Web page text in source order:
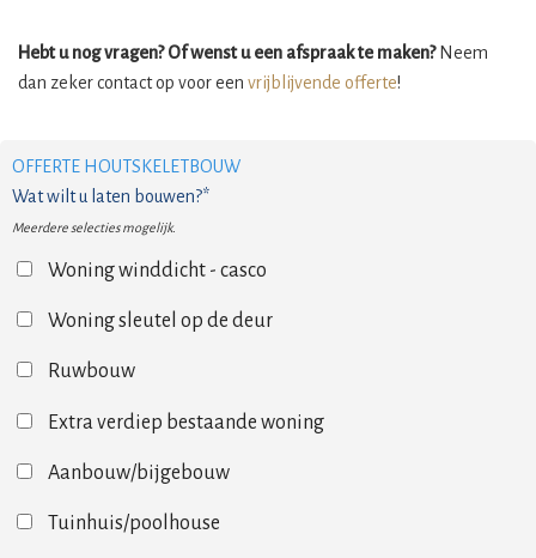
Hebt u nog vragen? Of wenst u een afspraak te maken?Neem
dan zeker contact op voor een vrijblijvende offerte!
OFFERTE HOUTSKELETBOUW
Wat wilt u laten bouwen?*
Meerdere selecties mogelijk.
Woning winddicht - casco
Woning sleutel op de deur
Ruwbouw
Extra verdiep bestaande woning
Aanbouw/bijgebouw
Tuinhuis/poolhouse